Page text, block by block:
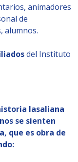
animadores
de
alumnos.
del Instituto
lasaliana
se sienten
que es obra de